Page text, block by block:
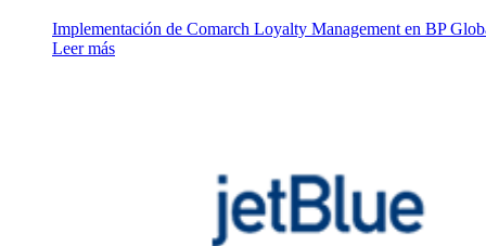
Implementación de Comarch Loyalty Management en BP
Leer más